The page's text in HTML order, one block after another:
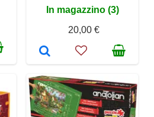
In magazzino (3)
20,00 €